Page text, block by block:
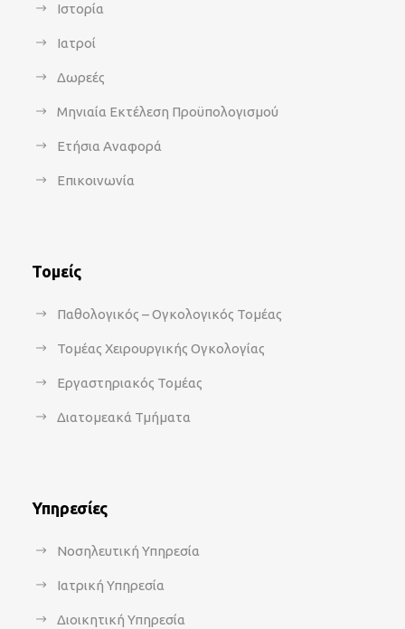
Ιστορία
Ιατροί
Δωρεές
Μηνιαία Εκτέλεση Προϋπολογισμού
Ετήσια Αναφορά
Επικοινωνία
Τομείς
Παθολογικός – Ογκολογικός Τομέας
Τομέας Χειρουργικής Ογκολογίας
Εργαστηριακός Τομέας
Διατομεακά Τμήματα
Υπηρεσίες
Νοσηλευτική Υπηρεσία
Ιατρική Υπηρεσία
Διοικητική Υπηρεσία